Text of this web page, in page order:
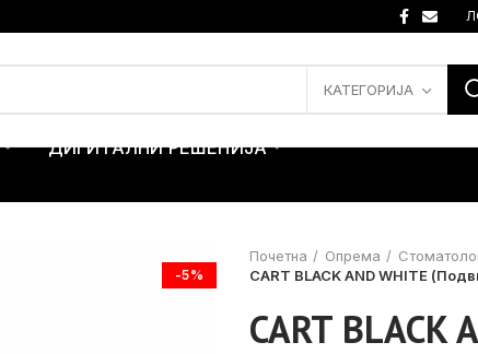
КАТЕГОРИЈА
ДИГИТАЛНИ РЕШЕНИЈА
-5%
Почетна Опрема
CART BLACK AND WHITE
CART BLACK